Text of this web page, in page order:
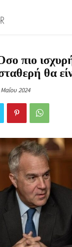
πιο ισχυρή
θα
2024